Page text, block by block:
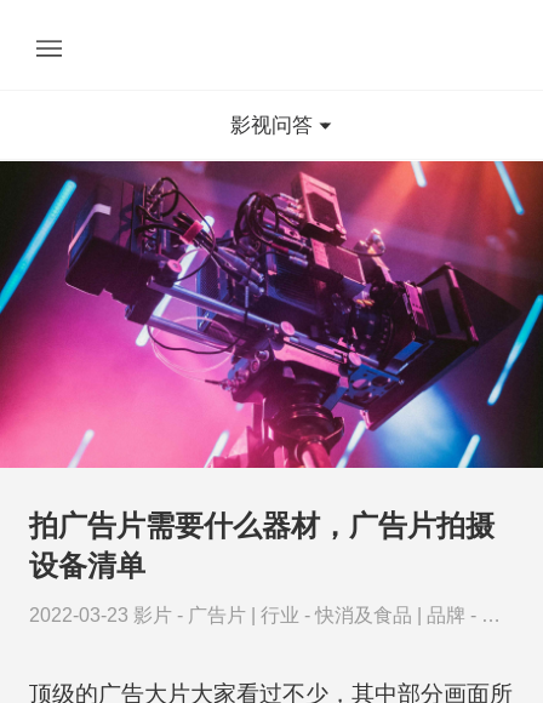
影视问答
拍广告片需要什么器材，广告片拍摄
设备清单
2022-03-23 影片 - 广告片 行业 -快消及食品 品牌 - 立
顶级的广告大片大家看过不少，其中部分画面所